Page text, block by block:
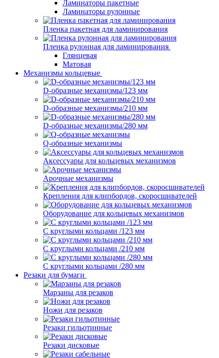
Ламинаторы пакетные
Ламинаторы рулонные
Пленка пакетная для ламинирования
Пленка рулонная для ламинирования
Глянцевая
Матовая
Механизмы кольцевые
D-образные механизмы/123 мм
D-образные механизмы/210 мм
D-образные механизмы/280 мм
Q-образные механизмы
Аксессуары для кольцевых механизмов
Арочные механизмы
Крепления для клипбордов, скоросшивателей
Оборудование для кольцевых механизмов
С круглыми кольцами /123 мм
С круглыми кольцами /210 мм
С круглыми кольцами /280 мм
Резаки для бумаги
Марзаны для резаков
Ножи для резаков
Резаки гильотинные
Резаки дисковые